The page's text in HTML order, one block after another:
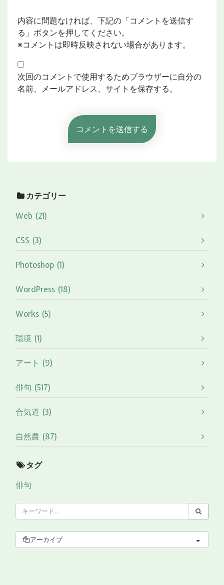
内容に問題なければ、下記の「コメントを送信す
る」ボタンを押してください。
※コメントは即時反映されない場合があります。
次回のコメントで使用するためブラウザーに自分の
名前、メールアドレス、サイトを保存する。
カテゴリー
Web (21)
CSS (3)
Photoshop (1)
WordPress (18)
Works (5)
環境 (1)
アート (9)
俳句 (517)
合気道 (3)
自然農 (87)
タグ
俳句
アーカイブ